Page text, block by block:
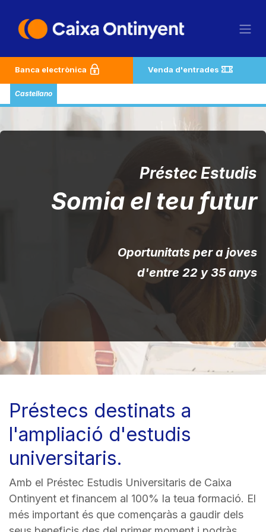
Banca electrònica Venda d'entrades
Castellano
Préstec Estudis
Somia el teu futur
Oportunitats per a joves
d'entre 22 y 35 anys
Préstecs destinats a
l'ampliació d'estudis
universitaris.
Amb el Préstec Estudis Universitaris de Caixa
Ontinyent et financem al 100% la teua formació. El
més important és que començaràs a gaudir dels